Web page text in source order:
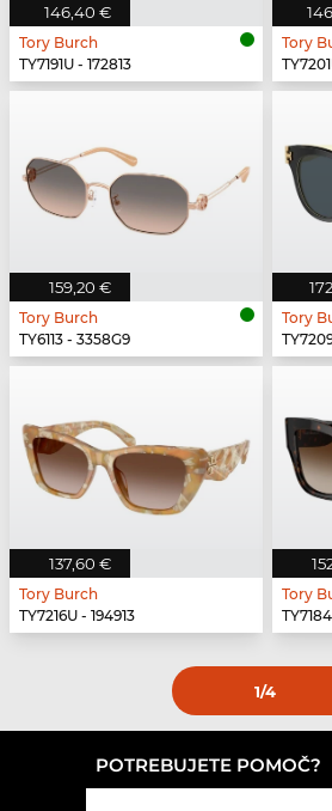
146,40 €
Tory Burch
TY7191U - 172813
Tory
159,20 €
Tory Burch
TY6113 - 3358G9
Tory
137,60 €
Tory Burch
TY7216U - 194913
Tory
1/4
POTREBUJETE POMOČ?